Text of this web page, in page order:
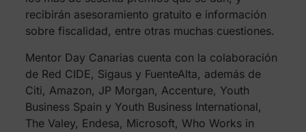
recibirán asesoramiento gratuito e información
sobre fiscalidad, entre otras muchas cuestiones.
Mentor Day Canarias cuenta con la colaboración
de Red CIDE, Sigaus y FuenteAlta, además de
Citi, Amazon, JP Morgan, Accenture, Youth
Business Spain y Youth Business International,
The Valey, Endesa, Microsoft, Who Works in